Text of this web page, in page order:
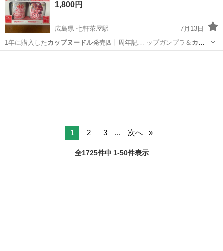
300円～の格安食堂あり！《佐...
1,800円
広島県 七軒茶屋駅
7月13日
1年に購入した カップヌードル発売四十周年記… ップガンプラ＆ カッ
プヌードル 1/200…
1 2 3 ... 次へ
全1725件中 1-50件表示